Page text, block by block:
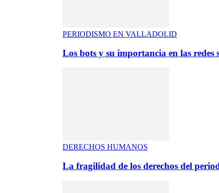
PERIODISMO EN VALLADOLID
Los bots y su importancia en las redes
DERECHOS HUMANOS
La fragilidad de los derechos del